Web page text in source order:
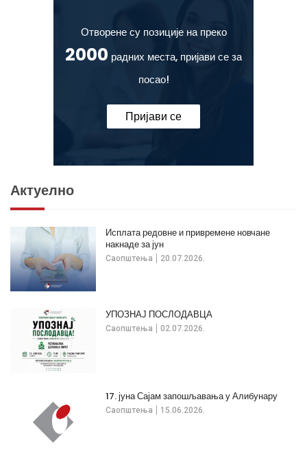
Отворене су позиције на преко
2000 радних места, пријави се за
посао!
Пријави се
Актуелно
Саопштења 20.07.2026.
Исплата редовне и привремене новчане
накнаде за јун
Саопштења 02.07.2026.
УПОЗНАЈ ПОСЛОДАВЦА
Саопштења 15.06.2026.
17. јуна Сајам запошљавања у Алибунару